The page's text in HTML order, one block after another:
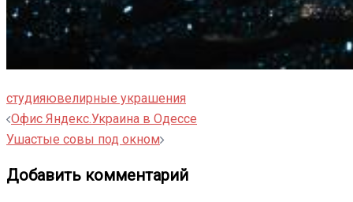
студияювелирные украшения
Навигация
записи
Офис Яндекс.Украина в Одессе
Ушастые совы под окном
Добавить комментарий